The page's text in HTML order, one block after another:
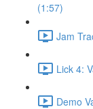
(1:57)
Jam
Lick 4:
Demo